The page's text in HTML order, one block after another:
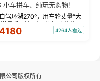
小车拼车、纯玩无购物！
驾环湖270°，用车轮丈量“大
洋最后一滴眼泪”的极致蔚蓝，
山、花海与深邃湖水在转弯
4264人看过
公司版权所有